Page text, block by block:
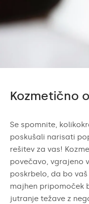
Kozmetično
Se spomnite,
poskušali narisati
rešitev za vas!
povečavo, vgrajeno
poskrbelo, da bo
majhen pripomoček
jutranje težave z